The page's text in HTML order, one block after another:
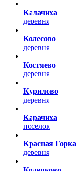
Калачиха
деревня
Колесово
деревня
Костяево
деревня
Курилово
деревня
Карачиха
поселок
Красная Горка
деревня